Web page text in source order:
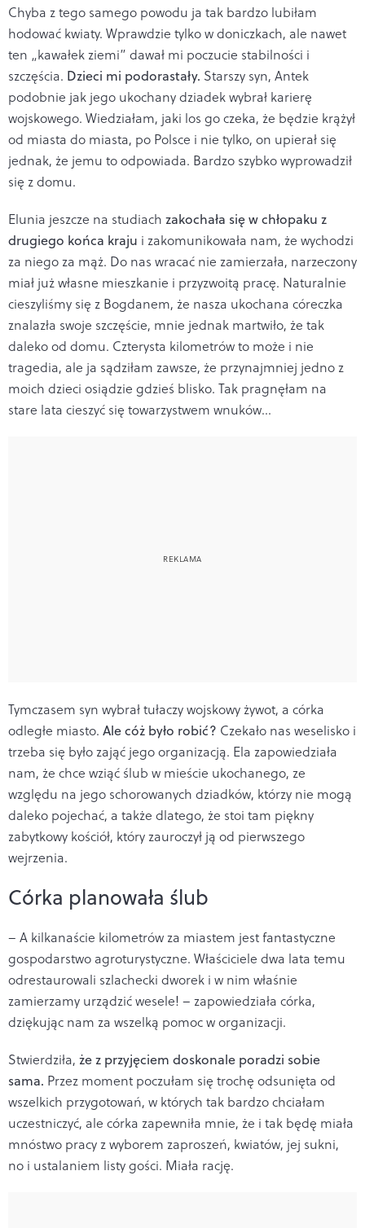
Chyba z tego samego powodu ja tak bardzo lubiłam
hodować kwiaty. Wprawdzie tylko w doniczkach, ale nawet
ten „kawałek ziemi” dawał mi poczucie stabilności i
szczęścia. Dzieci mi podorastały. Starszy syn, Antek
podobnie jak jego ukochany dziadek wybrał karierę
wojskowego. Wiedziałam, jaki los go czeka, że będzie krążył
od miasta do miasta, po Polsce i nie tylko, on upierał się
jednak, że jemu to odpowiada. Bardzo szybko wyprowadził
się z domu.
Elunia jeszcze na studiach zakochała się w chłopaku z
drugiego końca kraju i zakomunikowała nam, że wychodzi
za niego za mąż. Do nas wracać nie zamierzała, narzeczony
miał już własne mieszkanie i przyzwoitą pracę. Naturalnie
cieszyliśmy się z Bogdanem, że nasza ukochana córeczka
znalazła swoje szczęście, mnie jednak martwiło, że tak
daleko od domu. Czterysta kilometrów to może i nie
tragedia, ale ja sądziłam zawsze, że przynajmniej jedno z
moich dzieci osiądzie gdzieś blisko. Tak pragnęłam na
stare lata cieszyć się towarzystwem wnuków…
Tymczasem syn wybrał tułaczy wojskowy żywot, a córka
odległe miasto. Ale cóż było robić? Czekało nas weselisko i
trzeba się było zająć jego organizacją. Ela zapowiedziała
nam, że chce wziąć ślub w mieście ukochanego, ze
względu na jego schorowanych dziadków, którzy nie mogą
daleko pojechać, a także dlatego, że stoi tam piękny
zabytkowy kościół, który zauroczył ją od pierwszego
wejrzenia.
Córka planowała ślub
– A kilkanaście kilometrów za miastem jest fantastyczne
gospodarstwo agroturystyczne. Właściciele dwa lata temu
odrestaurowali szlachecki dworek i w nim właśnie
zamierzamy urządzić wesele! – zapowiedziała córka,
dziękując nam za wszelką pomoc w organizacji.
Stwierdziła, że z przyjęciem doskonale poradzi sobie
sama. Przez moment poczułam się trochę odsunięta od
wszelkich przygotowań, w których tak bardzo chciałam
uczestniczyć, ale córka zapewniła mnie, że i tak będę miała
mnóstwo pracy z wyborem zaproszeń, kwiatów, jej sukni,
no i ustalaniem listy gości. Miała rację.